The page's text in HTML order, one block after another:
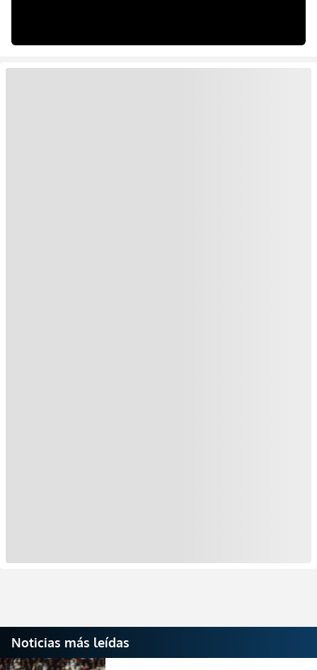
Noticias más leídas